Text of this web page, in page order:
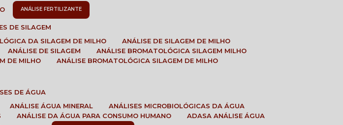
ANÁLISE FERTILIZANTE
DE SILAGEM
DA SILAGEM DE MILHO
ANÁLISE DE SILAGEM DE MILHO
ANÁLISE DE SILAGEM
ANÁLISE BROMATOLÓGICA SILAGEM MILHO
DE MILHO
ANÁLISE BROMATOLÓGICA SILAGEM DE MILHO
DE ÁGUA
ANÁLISE ÁGUA MINERAL
ANÁLISES MICROBIOLÓGICAS DA ÁGUA
ANÁLISE DA ÁGUA PARA CONSUMO HUMANO
ADASA ANÁLISE ÁGUA